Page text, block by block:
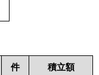
件
積立額